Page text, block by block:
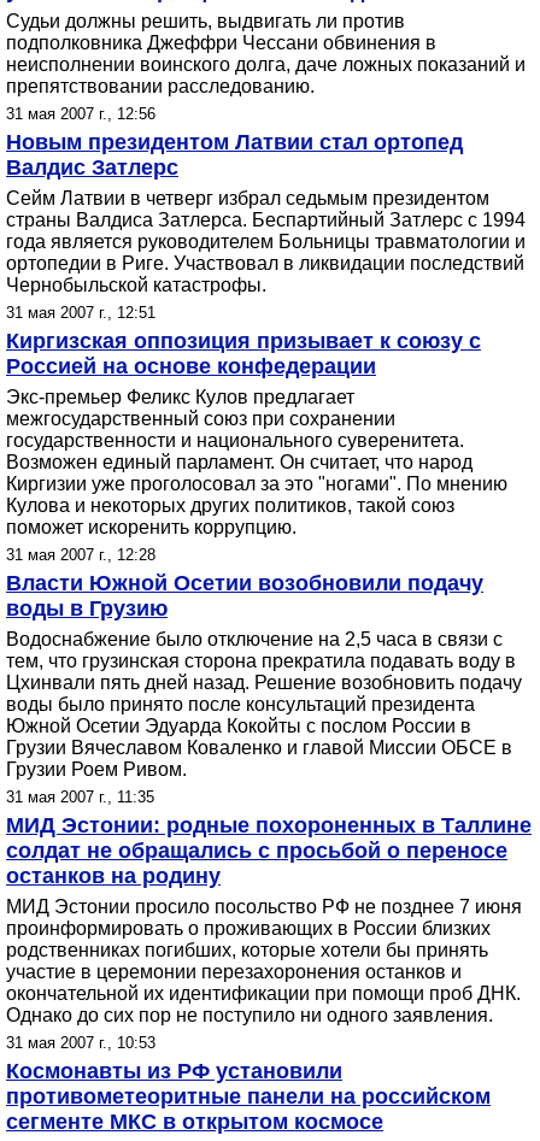
Судьи должны решить, выдвигать ли против
подполковника Джеффри Чессани обвинения в
неисполнении воинского долга, даче ложных показаний и
препятствовании расследованию.
31 мая 2007 г., 12:56
Новым президентом Латвии стал ортопед
Валдис Затлерс
Сейм Латвии в четверг избрал седьмым президентом
страны Валдиса Затлерса. Беспартийный Затлерс с 1994
года является руководителем Больницы травматологии и
ортопедии в Риге. Участвовал в ликвидации последствий
Чернобыльской катастрофы.
31 мая 2007 г., 12:51
Киргизская оппозиция призывает к союзу с
Россией на основе конфедерации
Экс-премьер Феликс Кулов предлагает
межгосударственный союз при сохранении
государственности и национального суверенитета.
Возможен единый парламент. Он считает, что народ
Киргизии уже проголосовал за это "ногами". По мнению
Кулова и некоторых других политиков, такой союз
поможет искоренить коррупцию.
31 мая 2007 г., 12:28
Власти Южной Осетии возобновили подачу
воды в Грузию
Водоснабжение было отключение на 2,5 часа в связи с
тем, что грузинская сторона прекратила подавать воду в
Цхинвали пять дней назад. Решение возобновить подачу
воды было принято после консультаций президента
Южной Осетии Эдуарда Кокойты с послом России в
Грузии Вячеславом Коваленко и главой Миссии ОБСЕ в
Грузии Роем Ривом.
31 мая 2007 г., 11:35
МИД Эстонии: родные похороненных в Таллине
солдат не обращались с просьбой о переносе
останков на родину
МИД Эстонии просило посольство РФ не позднее 7 июня
проинформировать о проживающих в России близких
родственниках погибших, которые хотели бы принять
участие в церемонии перезахоронения останков и
окончательной их идентификации при помощи проб ДНК.
Однако до сих пор не поступило ни одного заявления.
31 мая 2007 г., 10:53
Космонавты из РФ установили
противометеоритные панели на российском
сегменте МКС в открытом космосе